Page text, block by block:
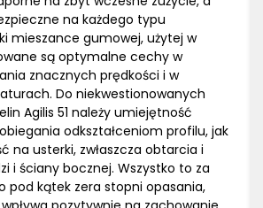
na każdego typu
mieszance gumowej, użytej w
są optymalne cechy w
znacznych prędkości i w
Do niekwestionowanych
Agilis 51 należy umiejętność
odkształceniom profilu, jak
na usterki, zwłaszcza obtarcia i
i ściany bocznej. Wszystko to za
pod kątek zera stopni opasania,